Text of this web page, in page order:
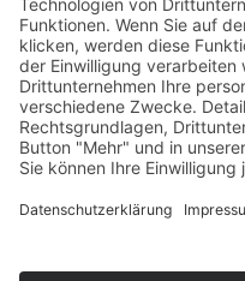
© 2026 Walter